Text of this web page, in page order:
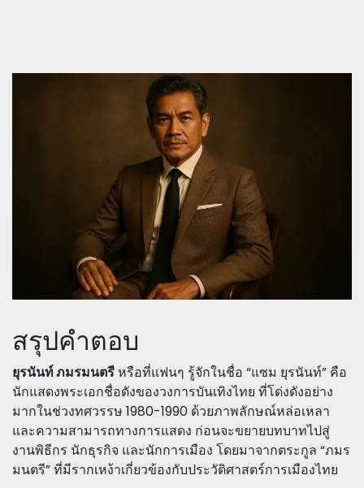
สรุปคำตอบ
ยุรนันท์ ภมรมนตรีหรือที่แฟนๆ รู้จักในชื่อ “แซม ยุรนันท์” คือ
นักแสดงพระเอกชื่อดังของวงการบันเทิงไทย ที่โด่งดังอย่าง
มากในช่วงทศวรรษ 1980-1990 ด้วยภาพลักษณ์หล่อเหลา
และความสามารถทางการแสดง ก่อนจะขยายบทบาทไปสู่
งานพิธีกร นักธุรกิจ และนักการเมือง โดยมาจากตระกูล “ภมร
มนตรี” ที่มีรากเหง้าเกี่ยวข้องกับประวัติศาสตร์การเมืองไทย